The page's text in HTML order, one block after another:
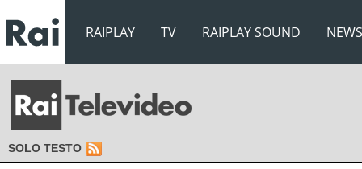
RAIPLAY TV RAIPLAY SOUND NEWS
SOLO TESTO